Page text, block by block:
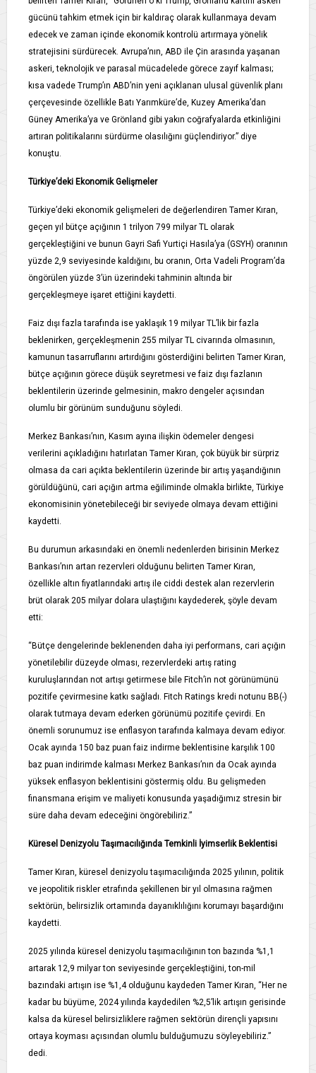
gücünü tahkim etmek için bir kaldıraç olarak kullanmaya devam
edecek ve zaman içinde ekonomik kontrolü artırmaya yönelik
stratejisini sürdürecek. Avrupa’nın, ABD ile Çin arasında yaşanan
askeri, teknolojik ve parasal mücadelede görece zayıf kalması;
kısa vadede Trump’ın ABD’nin yeni açıklanan ulusal güvenlik planı
çerçevesinde özellikle Batı Yarımküre’de, Kuzey Amerika’dan
Güney Amerika’ya ve Grönland gibi yakın coğrafyalarda etkinliğini
artıran politikalarını sürdürme olasılığını güçlendiriyor.” diye
konuştu.
Türkiye’deki Ekonomik Gelişmeler
Türkiye’deki ekonomik gelişmeleri de değerlendiren Tamer Kıran,
geçen yıl bütçe açığının 1 trilyon 799 milyar TL olarak
gerçekleştiğini ve bunun Gayri Safi Yurtiçi Hasıla’ya (GSYH) oranının
yüzde 2,9 seviyesinde kaldığını, bu oranın, Orta Vadeli Program’da
öngörülen yüzde 3’ün üzerindeki tahminin altında bir
gerçekleşmeye işaret ettiğini kaydetti.
Faiz dışı fazla tarafında ise yaklaşık 19 milyar TL’lik bir fazla
beklenirken, gerçekleşmenin 255 milyar TL civarında olmasının,
kamunun tasarruflarını artırdığını gösterdiğini belirten Tamer Kıran,
bütçe açığının görece düşük seyretmesi ve faiz dışı fazlanın
beklentilerin üzerinde gelmesinin, makro dengeler açısından
olumlu bir görünüm sunduğunu söyledi.
Merkez Bankası’nın, Kasım ayına ilişkin ödemeler dengesi
verilerini açıkladığını hatırlatan Tamer Kıran, çok büyük bir sürpriz
olmasa da cari açıkta beklentilerin üzerinde bir artış yaşandığının
görüldüğünü, cari açığın artma eğiliminde olmakla birlikte, Türkiye
ekonomisinin yönetebileceği bir seviyede olmaya devam ettiğini
kaydetti.
Bu durumun arkasındaki en önemli nedenlerden birisinin Merkez
Bankası’nın artan rezervleri olduğunu belirten Tamer Kıran,
özellikle altın fiyatlarındaki artış ile ciddi destek alan rezervlerin
brüt olarak 205 milyar dolara ulaştığını kaydederek, şöyle devam
etti:
“Bütçe dengelerinde beklenenden daha iyi performans, cari açığın
yönetilebilir düzeyde olması, rezervlerdeki artış rating
kuruluşlarından not artışı getirmese bile Fitch’in not görünümünü
pozitife çevirmesine katkı sağladı. Fitch Ratings kredi notunu BB(-)
olarak tutmaya devam ederken görünümü pozitife çevirdi. En
önemli sorunumuz ise enflasyon tarafında kalmaya devam ediyor.
Ocak ayında 150 baz puan faiz indirme beklentisine karşılık 100
baz puan indirimde kalması Merkez Bankası’nın da Ocak ayında
yüksek enflasyon beklentisini göstermiş oldu. Bu gelişmeden
finansmana erişim ve maliyeti konusunda yaşadığımız stresin bir
süre daha devam edeceğini öngörebiliriz.”
Küresel Denizyolu Taşımacılığında Temkinli İyimserlik Beklentisi
Tamer Kıran, küresel denizyolu taşımacılığında 2025 yılının, politik
ve jeopolitik riskler etrafında şekillenen bir yıl olmasına rağmen
sektörün, belirsizlik ortamında dayanıklılığını korumayı başardığını
kaydetti.
2025 yılında küresel denizyolu taşımacılığının ton bazında %1,1
artarak 12,9 milyar ton seviyesinde gerçekleştiğini, ton-mil
bazındaki artışın ise %1,4 olduğunu kaydeden Tamer Kıran, “Her ne
kadar bu büyüme, 2024 yılında kaydedilen %2,5’lik artışın gerisinde
kalsa da küresel belirsizliklere rağmen sektörün dirençli yapısını
ortaya koyması açısından olumlu bulduğumuzu söyleyebiliriz.”
dedi.